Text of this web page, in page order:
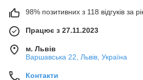
98% позитивних з 118 відгуків за
Працює з 27.11.2023
м. Львів
Варшавська 22, Львів, Україна
Контакти